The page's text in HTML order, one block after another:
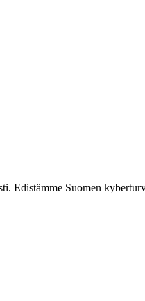
Edistämme Suomen